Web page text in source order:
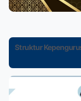
Struktur